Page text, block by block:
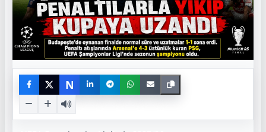
N